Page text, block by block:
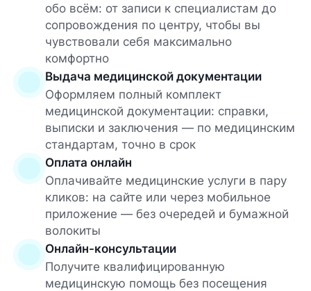
обо всём: от записи к специалистам до
сопровождения по центру, чтобы вы
чувствовали себя максимально
комфортно
Выдача медицинской документации
Оформляем полный комплект
медицинской документации: справки,
выписки и заключения — по медицинским
стандартам, точно в срок
Оплата онлайн
Оплачивайте медицинские услуги в пару
кликов: на сайте или через мобильное
приложение — без очередей и бумажной
волокиты
Онлайн-консультации
Получите квалифицированную
медицинскую помощь без посещения